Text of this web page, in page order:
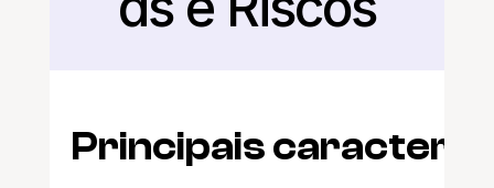
Principais